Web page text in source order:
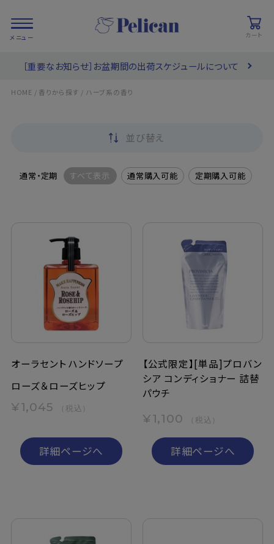
カート
PRODUCTS/ 商品を探す
定期購入
ペリカン石鹸について
ご利用案内
よくあるご質問
利用規約
［重要なお知らせ］お盆期間の出荷スケジュールについて
HOME / 香りから探す / ハーブ系の香り
並び替え
通常・定期 すべて表示 通常購入可能 定期購入可能
オーラセント ハンドソープ
ローズ＆ローズヒップ
¥1,045 （税込）
詳細ページへ
【公式限定】[単品]プロバン
シア コンディショナー 詰替
パウチ
¥1,100 （税込）
詳細ページへ